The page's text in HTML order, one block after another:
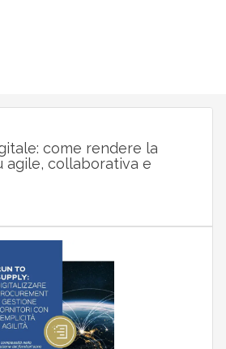
come rendere la
agile, collaborativa e